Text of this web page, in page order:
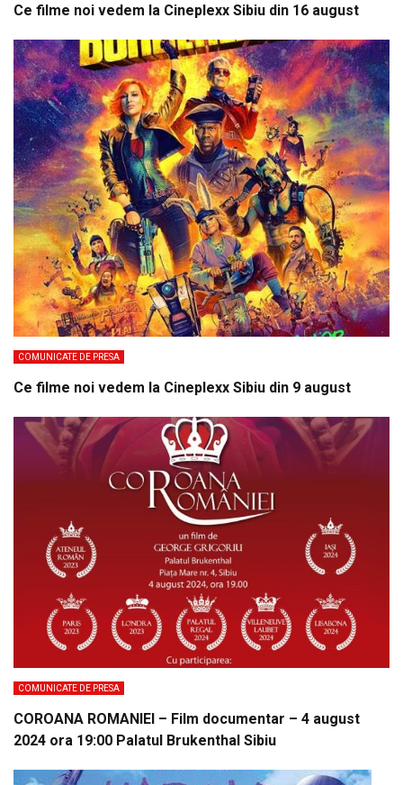
Ce filme noi vedem la Cineplexx Sibiu din 16 august
COMUNICATE DE PRESA
Ce filme noi vedem la Cineplexx Sibiu din 9 august
COMUNICATE DE PRESA
COROANA ROMANIEI – Film documentar – 4 august
2024 ora 19:00 Palatul Brukenthal Sibiu